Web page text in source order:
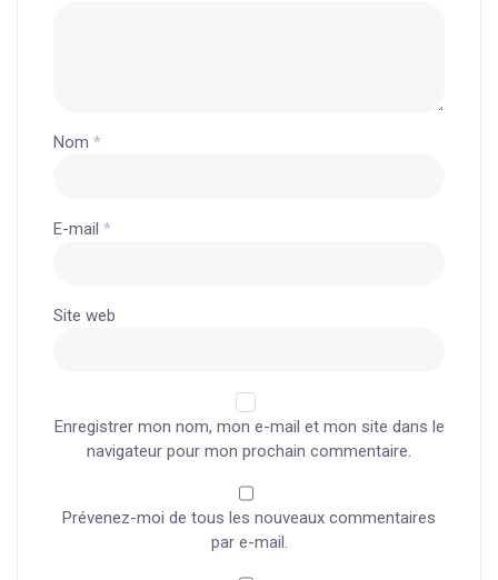
Nom *
E-mail *
Site web
Enregistrer mon nom, mon e-mail et mon site dans le
navigateur pour mon prochain commentaire.
Prévenez-moi de tous les nouveaux commentaires
par e-mail.